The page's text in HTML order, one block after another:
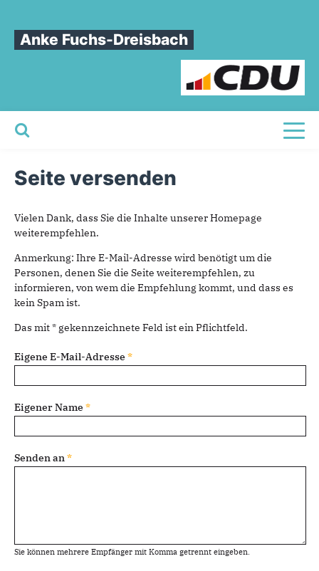
Anke Fuchs-Dreisbach
Sie sind hier
DieseSeiteeinemFreund
Diese Seite einem
Freund schicken
Seite versenden
Vielen Dank, dass Sie die Inhalte unserer Homepage
weiterempfehlen.
Anmerkung: Ihre E-Mail-Adresse wird benötigt um die
Personen, denen Sie die Seite weiterempfehlen, zu
informieren, von wem die Empfehlung kommt, und dass es
kein Spam ist.
Das mit * gekennzeichnete Feld ist ein Pflichtfeld.
Eigene E-Mail-Adresse *
Eigener Name *
Senden an*
Sie können mehrere Empfänger mit Komma getrennt eingeben.